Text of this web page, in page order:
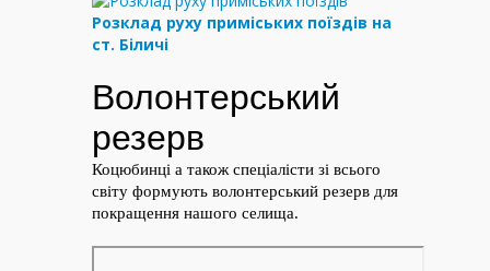
Розклад руху приміських поїздів на
ст. Біличі